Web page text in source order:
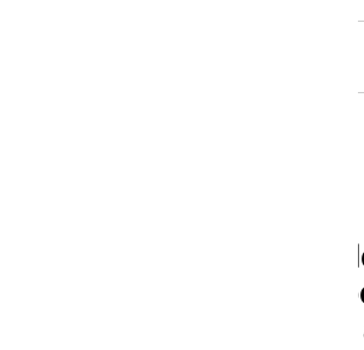
El CD Hockey La
consagra como
Andalucía por cuarto